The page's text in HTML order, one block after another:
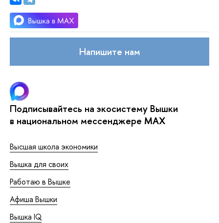
Напишите нам
Подписывайтесь на экосистему Вышки
в национальном мессенджере MAX
Высшая школа экономики
Вышка для своих
Работаю в Вышке
Афиша Вышки
Вышка IQ